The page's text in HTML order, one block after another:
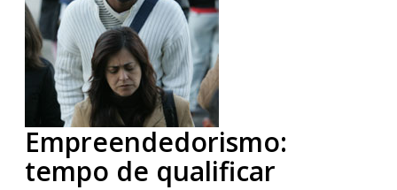
Empreendedorismo:
tempo de qualificar